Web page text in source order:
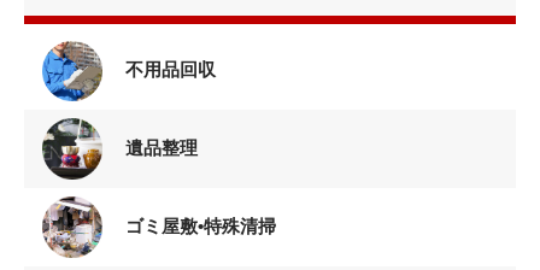
不用品回収
遺品整理
ゴミ屋敷•特殊清掃